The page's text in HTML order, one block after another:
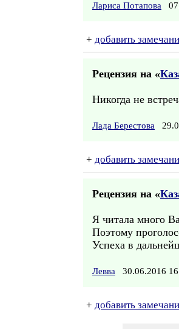
Лариса Потапова
+ добавить
Рецензия на «
Никогда не
Лада Берестова
+ добавить
Рецензия на «
Я читала много
Поэтому
Успеха в
Левва 30.06.2016
+ добавить